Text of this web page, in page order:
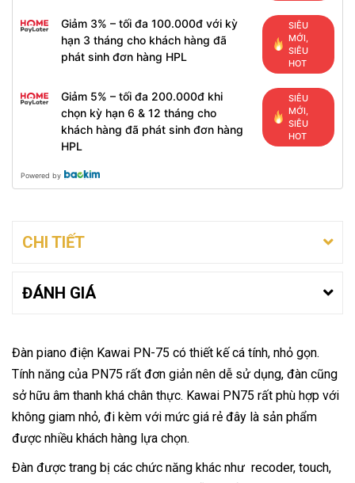
Giảm 3% – tối đa 100.000đ với kỳ
hạn 3 tháng cho khách hàng đã
phát sinh đơn hàng HPL
SIÊU
MỚI,
SIÊU
HOT
Giảm 5% – tối đa 200.000đ khi
chọn kỳ hạn 6 & 12 tháng cho
khách hàng đã phát sinh đơn hàng
HPL
SIÊU
MỚI,
SIÊU
HOT
Powered by
CHI TIẾT
ĐÁNH GIÁ
Đàn piano điện Kawai PN-75 có thiết kế cá tính, nhỏ gọn.
Tính năng của PN75 rất đơn giản nên dễ sử dụng, đàn cũng
sở hữu âm thanh khá chân thực. Kawai PN75 rất phù hợp với
không giam nhỏ, đi kèm với mức giá rẻ đây là sản phẩm
được nhiều khách hàng lựa chọn.
Đàn được trang bị các chức năng khác như recoder, touch,